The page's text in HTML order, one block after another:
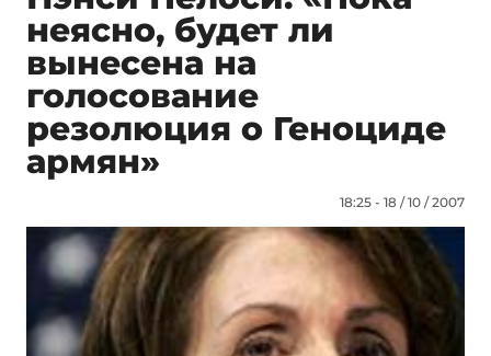
неясно, будет ли
вынесена на
голосование
резолюция о Геноциде
армян»
18:25 - 18 / 10 / 2007